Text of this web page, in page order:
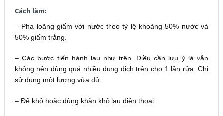
Cách làm:
– Pha loãng giấm với nước theo tỷ lệ khoảng 50% nước và
50% giấm trắng.
– Các bước tiến hành lau như trên. Điều cần lưu ý là vẫn
không nên dùng quá nhiều dung dịch trên cho 1 lần rửa. Chỉ
sử dụng một lượng vừa đủ.
– Để khô hoặc dùng khăn khô lau điện thoại